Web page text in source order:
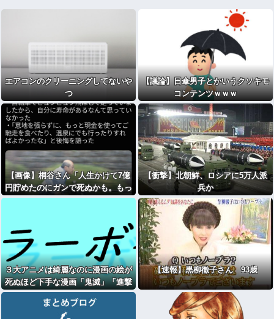
エアコンのクリーニングしてないや
つ
【議論】日傘男子とかいうクソキモ
コンテンツｗｗｗ
【画像】桐谷さん「人生かけて7億
円貯めたのにガンで死ぬかも。もっ
と素直に遊べばよかった」
【衝撃】北朝鮮、ロシアに5万人派
兵か
３大アニメは綺麗なのに漫画の絵が
死ぬほど下手な漫画「鬼滅」「進撃
の巨人」
【速報】黒柳徹子さん 93歳